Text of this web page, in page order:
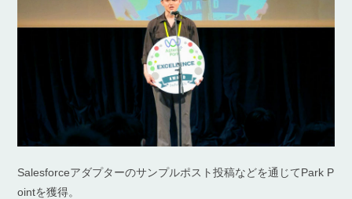
Salesforceアダプターのサンプルポスト投稿などを通じてPark P
ointを獲得。